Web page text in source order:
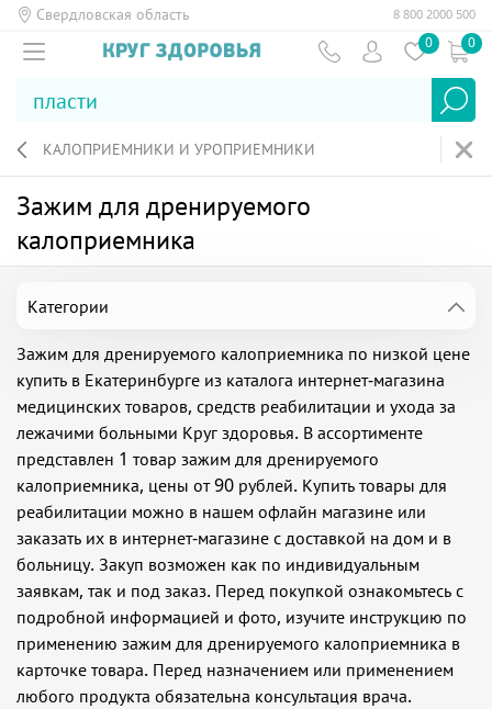
Свердловская область 8 800 2000 500
0 0
КАЛОПРИЕМНИКИ И УРОПРИЕМНИКИ
Зажим для дренируемого
калоприемника
Зажим для дренируемого калоприемника по низкой цене
купить в Екатеринбурге из каталога интернет-магазина
медицинских товаров, средств реабилитации и ухода за
лежачими больными Круг здоровья. В ассортименте
представлен 1 товар зажим для дренируемого
калоприемника, цены от 90 рублей. Купить товары для
реабилитации можно в нашем офлайн магазине или
заказать их в интернет-магазине с доставкой на дом и в
больницу. Закуп возможен как по индивидуальным
заявкам, так и под заказ. Перед покупкой ознакомьтесь с
подробной информацией и фото, изучите инструкцию по
применению зажим для дренируемого калоприемника в
карточке товара. Перед назначением или применением
любого продукта обязательна консультация врача.
Категории